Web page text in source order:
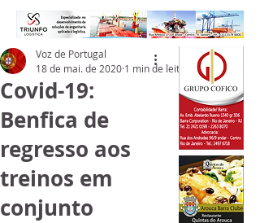
Covid-19:
Benfica de
regresso aos
treinos em
conjunto
Voz de Portugal
18 de mai. de 2020 1 min de leitura